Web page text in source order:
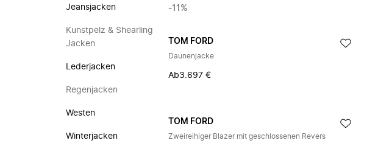
Jeansjacken
Kunstpelz & Shearling
Jacken
Lederjacken
Regenjacken
Westen
Winterjacken
-11%
TOM FORD
Daunenjacke
Ab3.697 €
TOM FORD
Zweireihiger Blazer mit geschlossenen Revers